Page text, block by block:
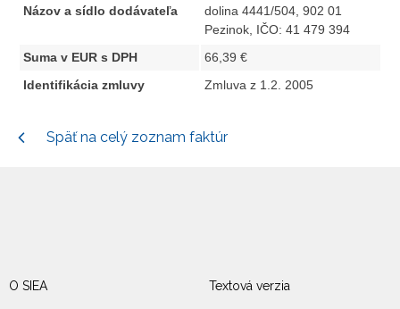
Názov a sídlo dodávateľa
dolina 4441/504, 902 01
Pezinok, IČO: 41 479 394
Suma v EUR s DPH
66,39 €
Identifikácia zmluvy
Zmluva z 1.2. 2005
Späť na celý zoznam faktúr
O SIEA Textová verzia